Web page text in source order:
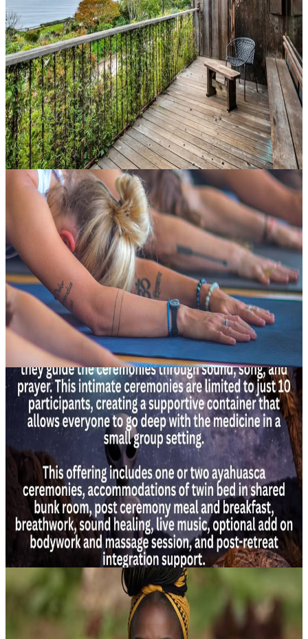
Sblocca la tua mente intuitiva: entra in contatto con
la tua coscienza superiore
Impara a richiamare la guida dei tuoi alleati spirituali e ad accedere
alla saggezza più profonda della mente intuitiva. Questo workshop
trasformativo unisce metodi scientifici per stimolare il cervel...
560,00 USD
8 agosto 2026 05:00
Big Sur, Stati Uniti
Dalla pratica alla libertà: lascia ruggire il tuo leone
interiore
Sei pronto ad ascoltare il richiamo del tuo cuore coraggioso? Questo
ritiro yoga del fine settimana invita a rallentare, ad ammorbidire i
ritmi e ad entrare nella quieta saggezza che abita dentro di n...
595,00 USD
8 agosto 2026 05:00
Big Sur, Stati Uniti
10 Partecipanti Soltanto - Joshua Tree, California -
7 e 8 Agosto 2026 - Cerimonia di una sola notte o
Cerimonia di due notti
Un’esperienza raccolta e riservata a soli dieci partecipanti, pensata
come un singolo rituale oppure come una sequenza di due notti nel
cuore della California meridionale. Invitiamo in particolare chi...
500,00 USD
8 agosto 2026 06:00
Beaumont, Stati Uniti
Musica Cover Crop